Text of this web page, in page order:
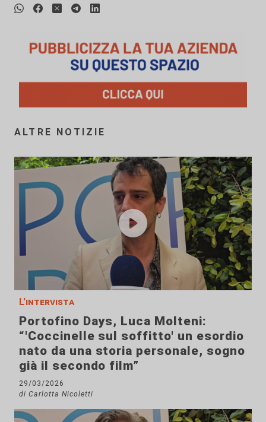
ALTRE NOTIZIE
L'intervista
Portofino Days, Luca Molteni:
“'Coccinelle sul soffitto' un esordio
nato da una storia personale, sogno
già il secondo film”
29/03/2026
di Carlotta Nicoletti